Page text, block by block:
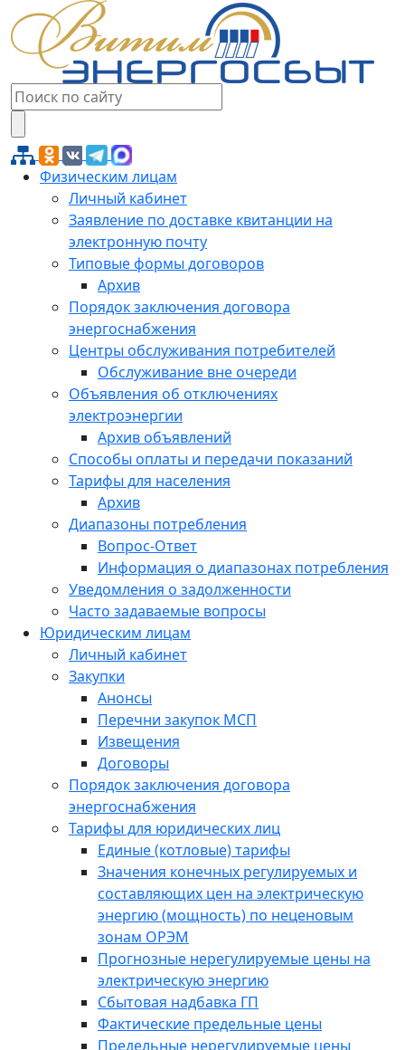
Физическим лицам
Личный кабинет
Заявление по доставке квитанции на
электронную почту
Типовые формы договоров
Архив
Порядок заключения договора
энергоснабжения
Центры обслуживания потребителей
Обслуживание вне очереди
Объявления об отключениях
электроэнергии
Архив объявлений
Способы оплаты и передачи показаний
Тарифы для населения
Архив
Диапазоны потребления
Вопрос-Ответ
Информация о диапазонах потребления
Уведомления о задолженности
Часто задаваемые вопросы
Юридическим лицам
Личный кабинет
Закупки
Анонсы
Перечни закупок МСП
Извещения
Договоры
Порядок заключения договора
энергоснабжения
Тарифы для юридических лиц
Единые (котловые) тарифы
Значения конечных регулируемых и
составляющих цен на электрическую
энергию (мощность) по неценовым
зонам ОРЭМ
Прогнозные нерегулируемые цены на
электрическую энергию
Сбытовая надбавка ГП
Фактические предельные цены
Предельные нерегулируемые цены